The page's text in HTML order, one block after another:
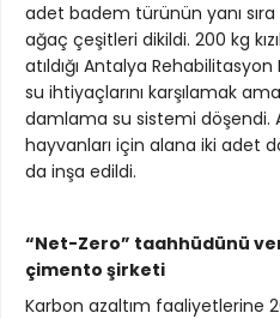
adet badem türünün yanı
ağaç çeşitleri dikildi. 200 kg
atıldığı Antalya Rehabilitasyon
su ihtiyaçlarını karşılamak
damlama su sistemi döşendi.
hayvanları için alana iki adet
da inşa edildi.
“Net-Zero” taahhüdünü
çimento şirketi
Karbon azaltım faaliyetlerine